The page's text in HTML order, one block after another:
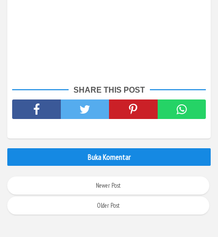
SHARE THIS POST
Buka Komentar
Newer Post
Older Post